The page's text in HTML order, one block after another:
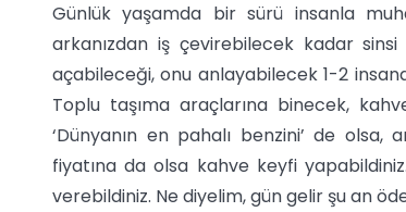
Günlük yaşamda bir sürü insanla
arkanızdan iş çevirebilecek kadar
açabileceği, onu anlayabilecek 1-2
Toplu taşıma araçlarına binecek,
‘Dünyanın en pahalı benzini’ de olsa,
fiyatına da olsa kahve keyfi
verebildiniz. Ne diyelim, gün gelir şu an